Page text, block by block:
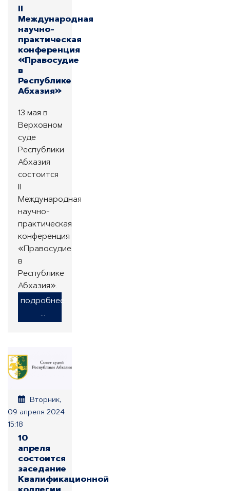
Международная
научно-
практическая
конференция
«Правосудие
в
Республике
Абхазия»
13 мая в
Верховном
суде
Республики
Абхазия
состоится
Международная
научно-
практическая
конференция
«Правосудие
в
Республике
Абхазия».
подробнее
...
Вторник,
09 апреля 2024
15:18
10
апреля
состоится
заседание
Квалификационной